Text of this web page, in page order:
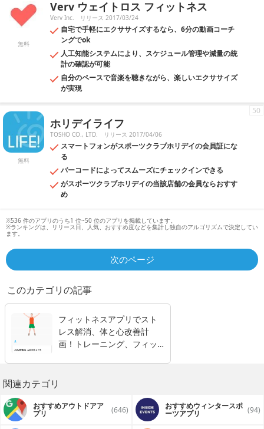
無料
Verv ウェイトロス フィットネス
Verv Inc. リリース 2017/03/24
自宅で手軽にエクササイズするなら、6分の動画コーチ
ングでok
人工知能システムにより、スケジュール管理や減量の統
計の確認が可能
自分のペースで音楽を聴きながら、楽しいエクササイズ
が実現
無料
ホリデイライフ
TOSHO CO., LTD. リリース 2017/04/06
スマートフォンがスポーツクラブホリデイの会員証にな
る
バーコードによってスムーズにチェックインできる
がスポーツクラブホリデイの当該店舗の会員ならおすす
め
50
※536 件のアプリのうち1 位~50 位のアプリを掲載しています。
※ランキングは、リリース日、人気、おすすめ度などを集計し独自のアルゴリズムで決定してい
ます。
次のページ
このカテゴリの記事
フィットネスアプリでスト
レス解消、体と心改善計
画！トレーニング、フィッ
関連カテゴリ
おすすめアウトドアア
プリ (646) おすすめウィンタースポ
ーツアプリ (94)